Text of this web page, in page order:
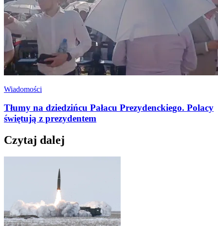
Wiadomości
Tłumy na dziedzińcu Pałacu Prezydenckiego. Polacy
świętują z prezydentem
Czytaj dalej